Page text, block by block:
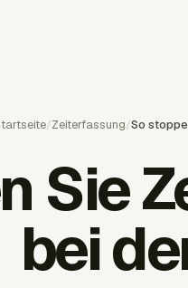
/Zeiterfassung/So
Sie
bei